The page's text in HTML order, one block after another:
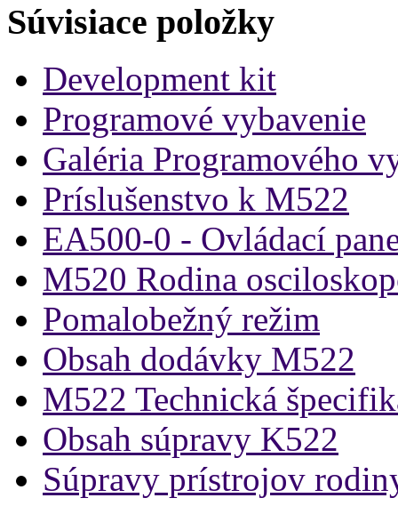
Súvisiace položky
Development kit
Programové vybavenie
Galéria Programového
Príslušenstvo k M522
EA500-0 - Ovládací
M520 Rodina
Pomalobežný režim
Obsah dodávky M522
M522 Technická
Obsah súpravy K522
Súpravy prístrojov